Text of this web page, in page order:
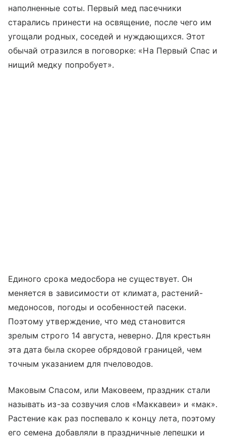
наполненные соты. Первый мед пасечники
старались принести на освящение, после чего им
угощали родных, соседей и нуждающихся. Этот
обычай отразился в поговорке: «На Первый Спас и
нищий медку попробует».
Единого срока медосбора не существует. Он
меняется в зависимости от климата, растений-
медоносов, погоды и особенностей пасеки.
Поэтому утверждение, что мед становится
зрелым строго 14 августа, неверно. Для крестьян
эта дата была скорее обрядовой границей, чем
точным указанием для пчеловодов.
Маковым Спасом, или Маковеем, праздник стали
называть из-за созвучия слов «Маккавеи» и «мак».
Растение как раз поспевало к концу лета, поэтому
его семена добавляли в праздничные лепешки и